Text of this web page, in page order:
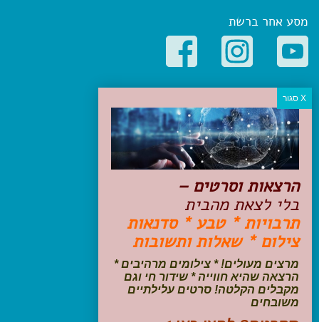
מסע אחר ברשת
קטגוריות פופולריות
יעדים
טיולים בישראל
מלונות בוטיק בישראל
טיפים והמלצות
הכנות לנסיעה
טיולי ג'יפים
טיולים עם ילדים
שייט, הפלגות, קרוזים
עקבו אחרינו בפייסבוק
הרצאות וסרטים –
בלי לצאת מהבית
תרבויות * טבע * סדנאות
צילום * שאלות ותשובות
מרצים מעולים! * צילומים מרהיבים *
הרצאה שהיא חווייה * שידור חי וגם
מקבלים הקלטה! סרטים עלילתיים
משובחים